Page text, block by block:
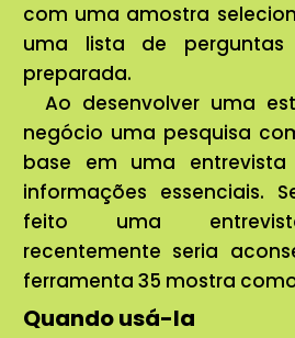
com uma amostra
uma lista de perguntas
preparada.
Ao desenvolver uma
negócio uma pesquisa
base em uma entrevista
informações essenciais.
feito uma
recentemente seria
ferramenta 35 mostra
Quando usá-la